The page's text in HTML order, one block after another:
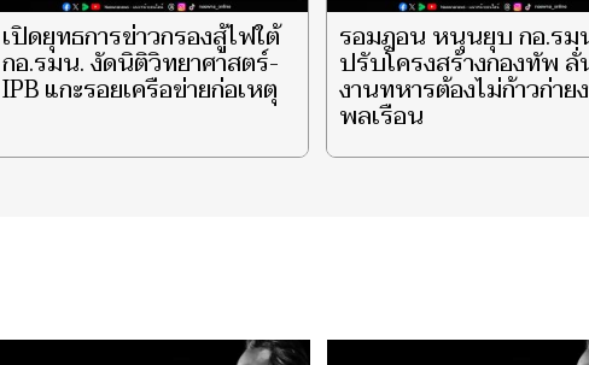
เปิดยุทธการข่าวกรองสู้ไฟใต้
กอ.รมน. งัดนิติวิทยาศาสตร์-
IPB แกะรอยเครือข่ายก่อเหตุ
รอมฎอน หนุนยุบ กอ.รม
ปรับโครงสร้างกองทัพ ลั่
งานทหารต้องไม่ก้าวก่าย
พลเรือน